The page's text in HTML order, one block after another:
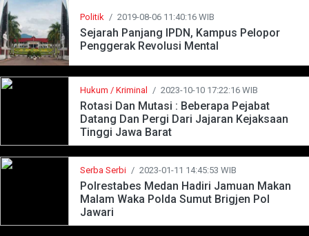
Politik / 2019-08-06 11:40:16 WIB
Sejarah Panjang IPDN, Kampus Pelopor
Penggerak Revolusi Mental
Hukum / Kriminal / 2023-10-10 17:22:16 WIB
Rotasi Dan Mutasi : Beberapa Pejabat
Datang Dan Pergi Dari Jajaran Kejaksaan
Tinggi Jawa Barat
Serba Serbi / 2023-01-11 14:45:53 WIB
Polrestabes Medan Hadiri Jamuan Makan
Malam Waka Polda Sumut Brigjen Pol
Jawari